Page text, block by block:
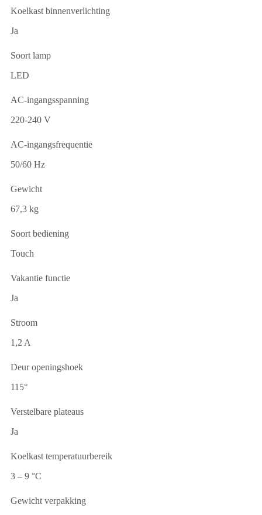
Koelkast binnenverlichting
Ja
Soort lamp
LED
AC-ingangsspanning
220-240 V
AC-ingangsfrequentie
50/60 Hz
Gewicht
67,3 kg
Soort bediening
Touch
Vakantie functie
Ja
Stroom
1,2 A
Deur openingshoek
115°
Verstelbare plateaus
Ja
Koelkast temperatuurbereik
3 – 9 °C
Gewicht verpakking